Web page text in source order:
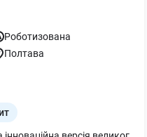
Роботизована
Полтава